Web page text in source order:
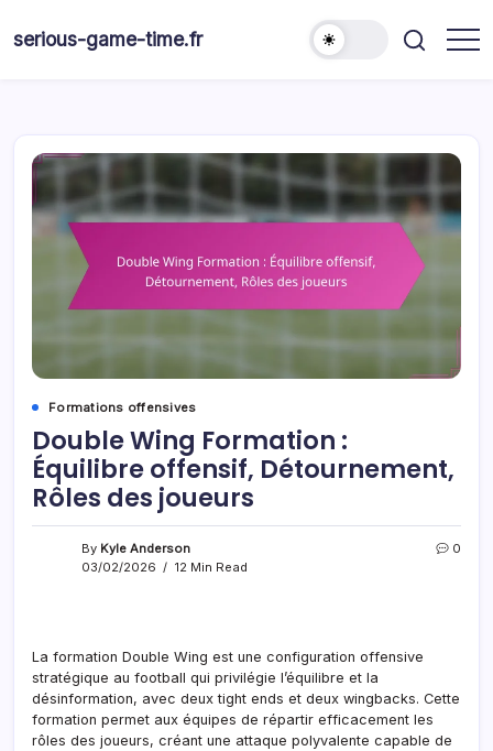
serious-game-time.fr
Formations offensives
Double Wing Formation :
Équilibre offensif, Détournement,
Rôles des joueurs
By Kyle Anderson
03/02/2026
12 Min Read
0
La formation Double Wing est une configuration offensive
stratégique au football qui privilégie l’équilibre et la
désinformation, avec deux tight ends et deux wingbacks. Cette
formation permet aux équipes de répartir efficacement les
rôles des joueurs, créant une attaque polyvalente capable de